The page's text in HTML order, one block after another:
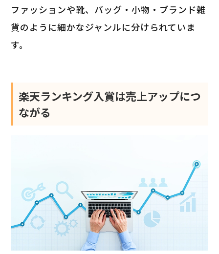
ファッションや靴、バッグ・小物・ブランド雑
貨のように細かなジャンルに分けられていま
す。
楽天ランキング入賞は売上アップにつ
ながる